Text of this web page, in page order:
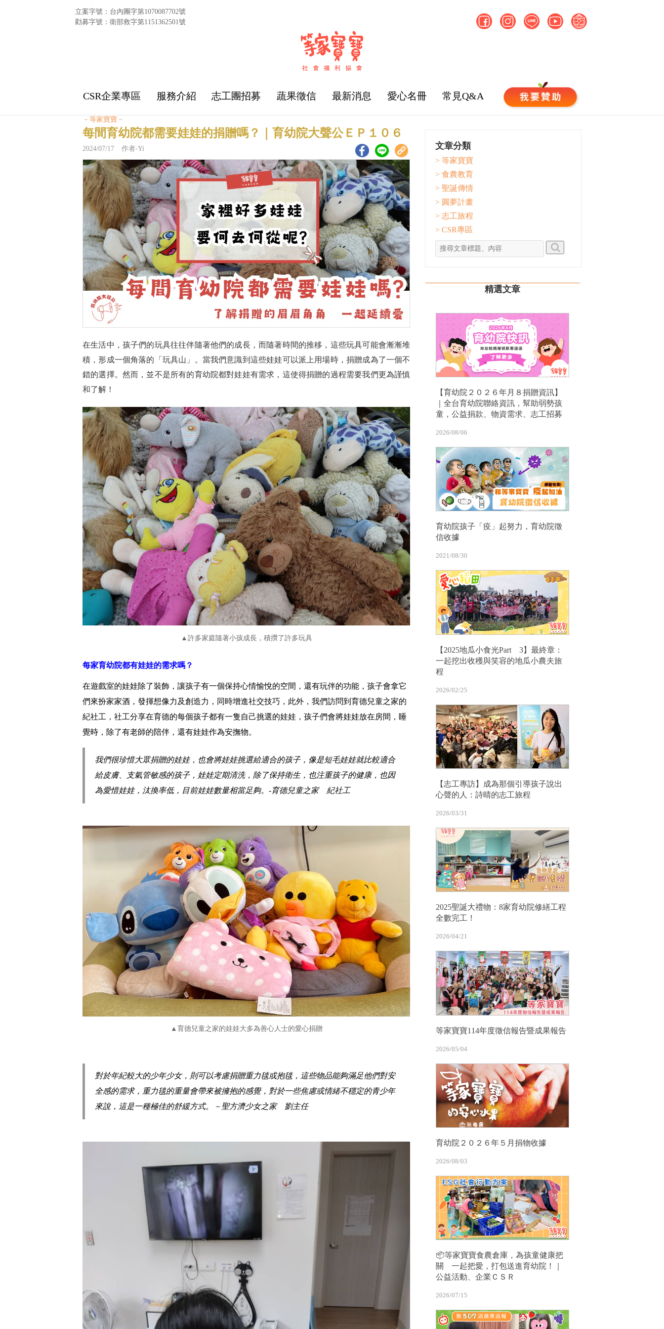
立案字號：台內團字第1070087702號
勸募字號：衛部救字第1151362501號
CSR企業專區 服務介紹 志工團招募 蔬果徵信 最新消息 愛心名冊 常見Q&A
－等家寶寶－
每間育幼院都需要娃娃的捐贈嗎？｜育幼院大聲公ＥＰ１０６
2024/07/17 作者-Yi
在生活中，孩子們的玩具往往伴隨著他們的成長，而隨著時間的推移，這些玩具可能會漸漸堆
積，形成一個角落的「玩具山」。當我們意識到這些娃娃可以派上用場時，捐贈成為了一個不
錯的選擇。然而，並不是所有的育幼院都對娃娃有需求，這使得捐贈的過程需要我們更為謹慎
和了解！
▲許多家庭隨著小孩成長，積攢了許多玩具
每家育幼院都有娃娃的需求嗎？
在遊戲室的娃娃除了裝飾，讓孩子有一個保持心情愉悅的空間，還有玩伴的功能，孩子會拿它
們來扮家家酒，發揮想像力及創造力，同時增進社交技巧，此外，我們訪問到育德兒童之家的
紀社工，社工分享在育德的每個孩子都有一隻自己挑選的娃娃，孩子們會將娃娃放在房間，睡
覺時，除了有老師的陪伴，還有娃娃作為安撫物。
我們很珍惜大眾捐贈的娃娃，也會將娃娃挑選給適合的孩子，像是短毛娃娃就比較適合
給皮膚、支氣管敏感的孩子，娃娃定期清洗，除了保持衛生，也注重孩子的健康，也因
為愛惜娃娃，汰換率低，目前娃娃數量相當足夠。-育德兒童之家 紀社工
▲育德兒童之家的娃娃大多為善心人士的愛心捐贈
對於年紀較大的少年少女，則可以考慮捐贈重力毯或抱毯，這些物品能夠滿足他們對安
全感的需求，重力毯的重量會帶來被擁抱的感覺，對於一些焦慮或情緒不穩定的青少年
來說，這是一種極佳的舒緩方式。－聖方濟少女之家 劉主任
文章分類
> 等家寶寶
> 食農教育
> 聖誕傳情
> 圓夢計畫
> 志工旅程
> CSR專區
精選文章
【育幼院２０２６年月８捐贈資訊】
｜全台育幼院聯絡資訊，幫助弱勢孩
童，公益捐款、物資需求、志工招募
2026/08/06
育幼院孩子「疫」起努力，育幼院徵
信收據
2021/08/30
【2025地瓜小食光Part 3】最終章：
一起挖出收穫與笑容的地瓜小農夫旅
程
2026/02/25
【志工專訪】成為那個引導孩子說出
心聲的人：詩晴的志工旅程
2026/03/31
2025聖誕大禮物：8家育幼院修繕工程
全數完工！
2026/04/21
等家寶寶114年度徵信報告暨成果報告
2026/05/04
育幼院２０２６年５月捐物收據
2026/08/03
📦等家寶寶食農倉庫，為孩童健康把
關 一起把愛，打包送進育幼院！｜
公益活動、企業ＣＳＲ
2026/07/15